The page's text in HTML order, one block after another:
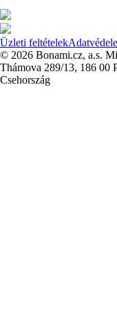
Üzleti feltételek
© 2026 Bonami.cz, a.s.
Thámova 289/13, 186 00
Csehország